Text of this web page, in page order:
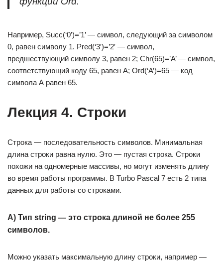
Например, Succ(‘0′)=’1’ — символ, следующий за символом
0, равен символу 1. Pred(‘3′)=’2′ — символ,
предшествующий символу 3, равен 2; Chr(65)=’A’ — символ,
соответствующий коду 65, равен А; Ord(‘A’)=65 — код
символа А равен 65.
Лекция 4. Строки
Строка — последовательность символов. Минимальная
длина строки равна нулю. Это — пустая строка. Строки
похожи на одномерные массивы, но могут изменять длину
во время работы программы. В Turbo Pascal 7 есть 2 типа
данных для работы со строками.
A) Тип string — это строка длиной не более 255
символов.
Можно указать максимальную длину строки, например —